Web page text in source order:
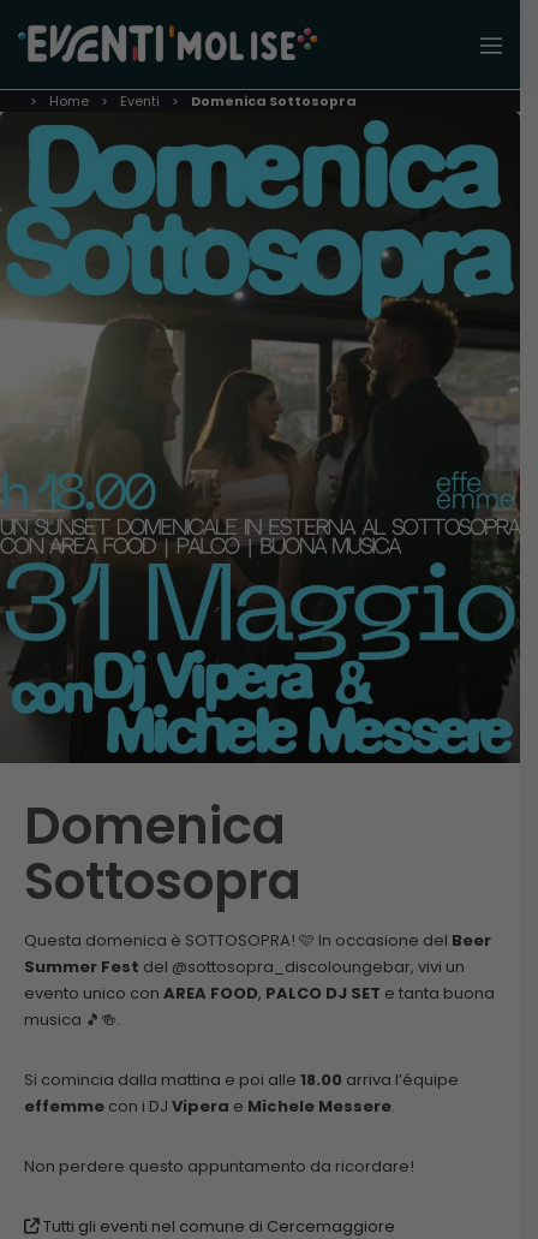
Home Eventi Domenica Sottosopra
Domenica
Sottosopra
Questa domenica è SOTTOSOPRA! 🩷 In occasione del Beer
Summer Fest del @sottosopra_discoloungebar, vivi un
evento unico con AREA FOOD, PALCO DJ SET e tanta buona
musica 🎵🍻.
Si comincia dalla mattina e poi alle 18.00 arriva l’équipe
effemme con i DJ Vipera e Michele Messere.
Non perdere questo appuntamento da ricordare!
Tutti gli eventi nel comune di Cercemaggiore